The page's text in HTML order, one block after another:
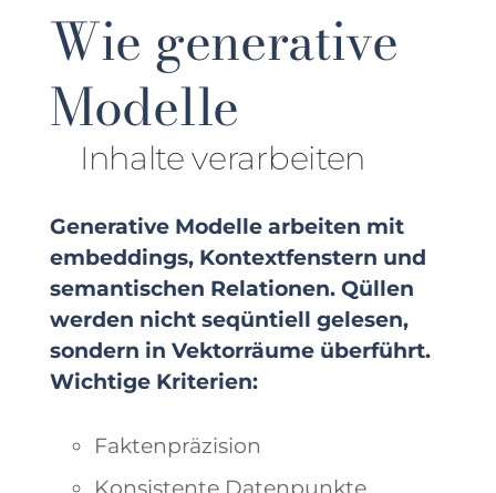
Wie generative
Modelle
Inhalte verarbeiten
Generative Modelle arbeiten mit
embeddings, Kontextfenstern und
semantischen Relationen. Qüllen
werden nicht seqüntiell gelesen,
sondern in Vektorräume überführt.
Wichtige Kriterien:
Faktenpräzision
Konsistente Datenpunkte